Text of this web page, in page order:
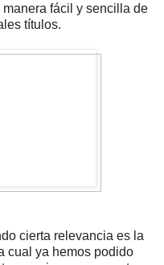
fácil y sencilla de
títulos.
cierta relevancia es la
cual ya hemos podido